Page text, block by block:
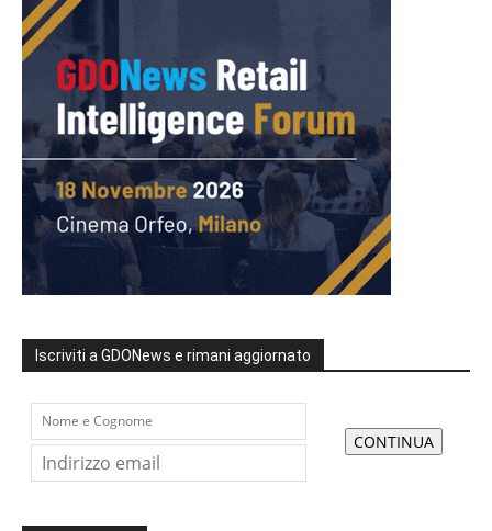
Iscriviti a GDONews e rimani aggiornato